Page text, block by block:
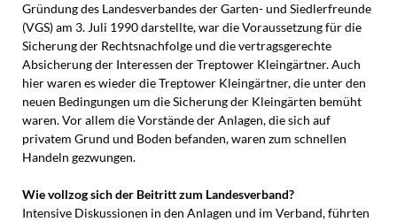
Gründung des Landesverbandes der Garten- und Siedlerfreunde
(VGS) am 3. Juli 1990 darstellte, war die Voraussetzung für die
Sicherung der Rechtsnachfolge und die vertragsgerechte
Absicherung der Interessen der Treptower Kleingärtner. Auch
hier waren es wieder die Treptower Kleingärtner, die unter den
neuen Bedingungen um die Sicherung der Kleingärten bemüht
waren. Vor allem die Vorstände der Anlagen, die sich auf
privatem Grund und Boden befanden, waren zum schnellen
Handeln gezwungen.
Wie vollzog sich der Beitritt zum Landesverband?
Intensive Diskussionen in den Anlagen und im Verband, führten